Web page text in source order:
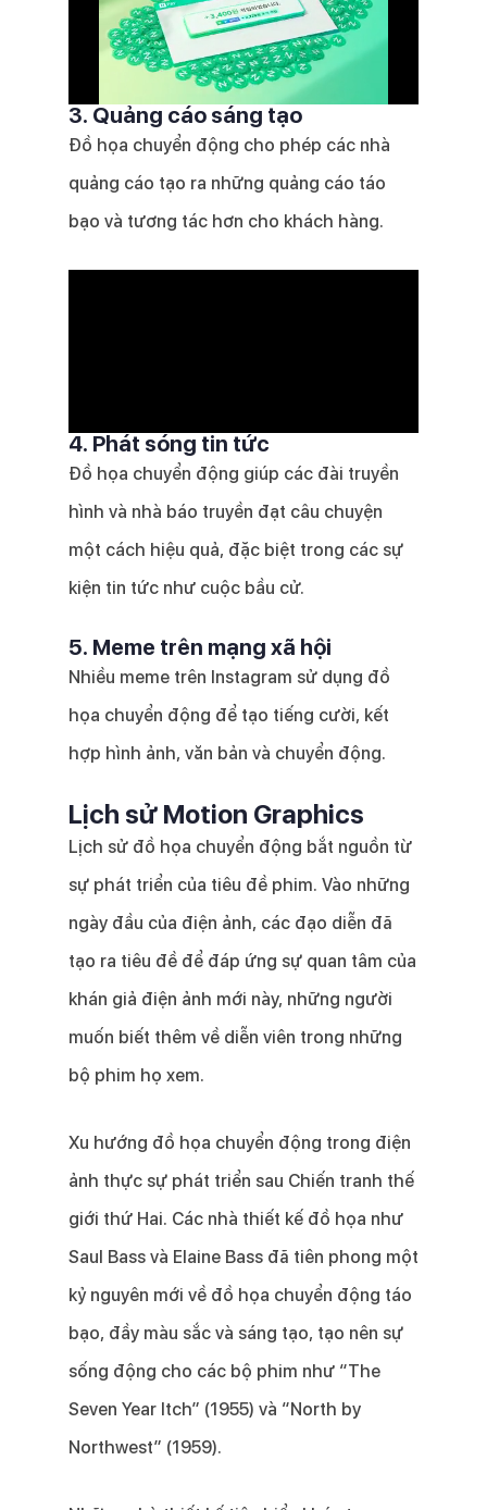
3. Quảng cáo sáng tạo
Đồ họa chuyển động cho phép các nhà
quảng cáo tạo ra những quảng cáo táo
bạo và tương tác hơn cho khách hàng.
4. Phát sóng tin tức
Đồ họa chuyển động giúp các đài truyền
hình và nhà báo truyền đạt câu chuyện
một cách hiệu quả, đặc biệt trong các sự
kiện tin tức như cuộc bầu cử.
5. Meme trên mạng xã hội
Nhiều meme trên Instagram sử dụng đồ
họa chuyển động để tạo tiếng cười, kết
hợp hình ảnh, văn bản và chuyển động.
Lịch sử Motion Graphics
Lịch sử đồ họa chuyển động bắt nguồn từ
sự phát triển của tiêu đề phim. Vào những
ngày đầu của điện ảnh, các đạo diễn đã
tạo ra tiêu đề để đáp ứng sự quan tâm của
khán giả điện ảnh mới này, những người
muốn biết thêm về diễn viên trong những
bộ phim họ xem.
Xu hướng đồ họa chuyển động trong điện
ảnh thực sự phát triển sau Chiến tranh thế
giới thứ Hai. Các nhà thiết kế đồ họa như
Saul Bass và Elaine Bass đã tiên phong một
kỷ nguyên mới về đồ họa chuyển động táo
bạo, đầy màu sắc và sáng tạo, tạo nên sự
sống động cho các bộ phim như “The
Seven Year Itch” (1955) và “North by
Northwest” (1959).